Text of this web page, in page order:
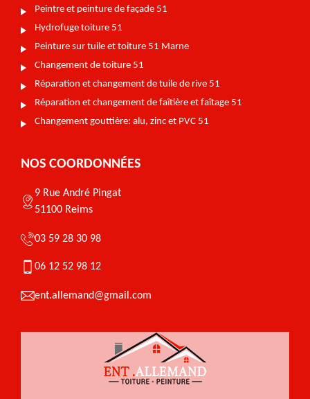
Peintre et peinture de façade 51
Hydrofuge toiture 51
Peinture sur tuile et toiture 51 Marne
Changement de toiture 51
Réparation et changement de tuile de rive 51
Réparation et changement de faîtière et faîtage 51
Changement gouttière: alu, zinc et PVC 51
NOS COORDONNÉES
9 Rue André Pingat
51100 Reims
03 59 28 30 98
06 12 52 98 12
ent.allemand@gmail.com